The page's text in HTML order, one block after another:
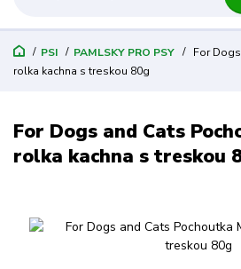
PSI PAMLSKY PRO PSY
For
rolka kachna s treskou 80g
For Dogs and Cats
rolka kachna s treskou